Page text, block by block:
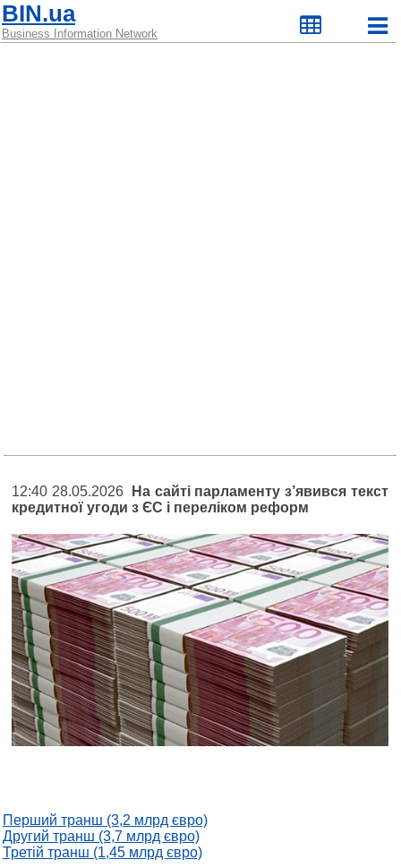
BIN.ua
Business Information Network
12:40 28.05.2026
На сайті парламенту з’явився текст
кредитної угоди з ЄС і переліком реформ
Перший транш (3,2 млрд євро)
Другий транш (3,7 млрд євро)
Третій транш (1,45 млрд євро)